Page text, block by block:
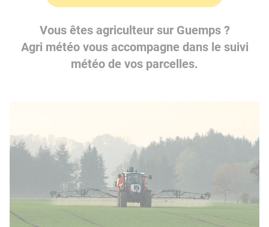
Vous êtes agriculteur sur Guemps ?
Agri météo vous accompagne dans le suivi
météo de vos parcelles.